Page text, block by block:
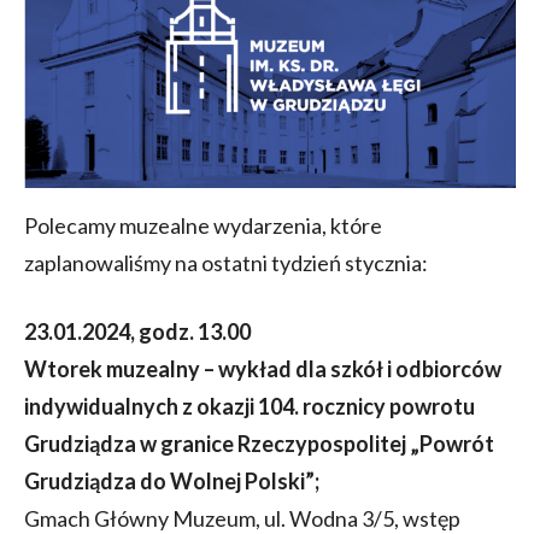
Polecamy muzealne wydarzenia, które
zaplanowaliśmy na ostatni tydzień stycznia:
23.01.2024, godz. 13.00
Wtorek muzealny – wykład dla szkół i odbiorców
indywidualnych z okazji 104. rocznicy powrotu
Grudziądza w granice Rzeczypospolitej „Powrót
Grudziądza do Wolnej Polski”;
Gmach Główny Muzeum, ul. Wodna 3/5, wstęp